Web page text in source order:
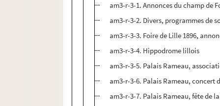
am3-r-3-1. Annonces du champ de
am3-r-3-2. Divers, programmes de
am3-r-3-3. Foire de Lille 1896,
am3-r-3-4. Hippodrome lillois
am3-r-3-5. Palais Rameau,
am3-r-3-6. Palais Rameau, concert
am3-r-3-7. Palais Rameau, fête de